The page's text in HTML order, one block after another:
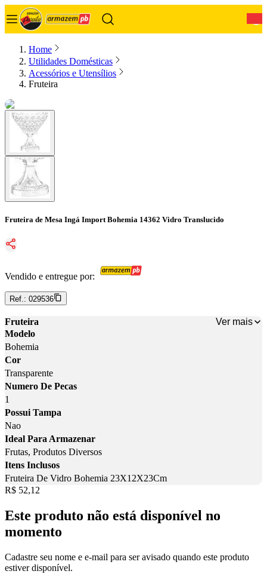
Home
Utilidades Domésticas
Acessórios e Utensílios
Fruteira
Fruteira de Mesa Ingá Import Bohemia 14362 Vidro Translucido
Vendido e entregue por:
Ref.: 029536
Fruteira
Ver mais
Modelo
Bohemia
Cor
Transparente
Numero De Pecas
1
Possui Tampa
Nao
Ideal Para Armazenar
Frutas, Produtos Diversos
Itens Inclusos
Fruteira De Vidro Bohemia 23X12X23Cm
Price:
R$ 52,12
Este produto não está disponível no
momento
Cadastre seu nome e e-mail para ser avisado quando este produto
estiver disponível.